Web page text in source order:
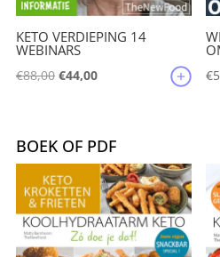
KETO VERDIEPING 14
WEBINARS
€88,00 Oorspronkelijke
€88,00.
€44,00Huidige
€44,00.
€
BOEK OF PDF